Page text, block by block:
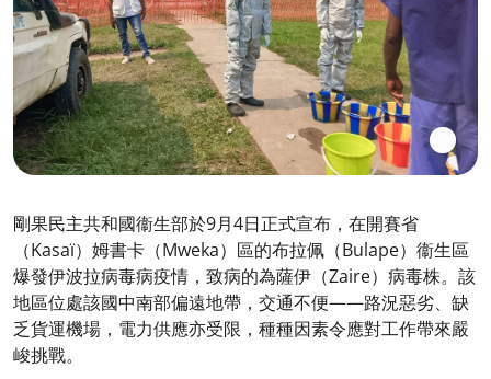
剛果民主共和國衞生部於9月4日正式宣布，在開賽省
（Kasaï）姆書卡（Mweka）區的布拉佩（Bulape）衞生區
爆發伊波拉病毒病疫情，致病的為薩伊（Zaire）病毒株。該
地區位處該國中南部偏遠地帶，交通不便——路況惡劣、缺
乏貨運機場，電力供應亦受限，種種因素令應對工作帶來嚴
峻挑戰。